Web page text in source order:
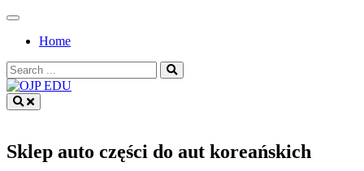
Skip
contentHome
Search
for:
Sklep auto części do aut koreańskich